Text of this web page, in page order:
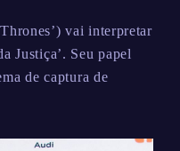
vai interpretar
Justiça’. Seu papel
de captura de